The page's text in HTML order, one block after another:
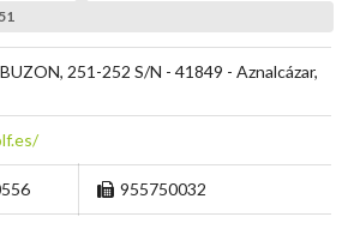
251-252 S/N - 41849 - Aznalcázar,
955750032